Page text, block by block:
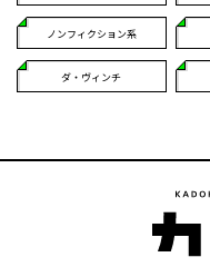
ノンフィクション系
ダ・ヴィンチ